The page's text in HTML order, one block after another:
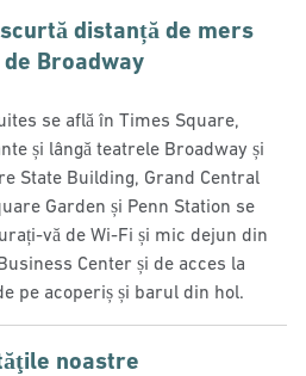
distanță de mers
Broadway
se află în Times Square,
și lângă teatrele Broadway și
State Building, Grand Central
Garden și Penn Station se
vă de Wi-Fi și mic dejun din
Center și de acces la
pe acoperiș și barul din hol.
noastre